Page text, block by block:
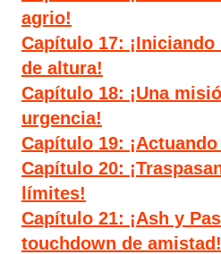
agrio!
Capítulo 17:
de altura!
Capítulo 18: ¡Una
urgencia!
Capítulo 19:
Capítulo 20:
límites!
Capítulo 21: ¡Ash y
touchdown de